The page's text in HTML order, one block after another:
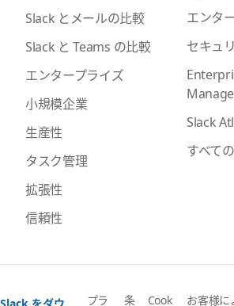
Slack とメールの比較
Slack と Teams の比較
エンタープライズ
小規模企業
生産性
タスク管理
拡張性
信頼性
エンタ
セキュ
Slack
すべて
プラ 条 Cook お客様に